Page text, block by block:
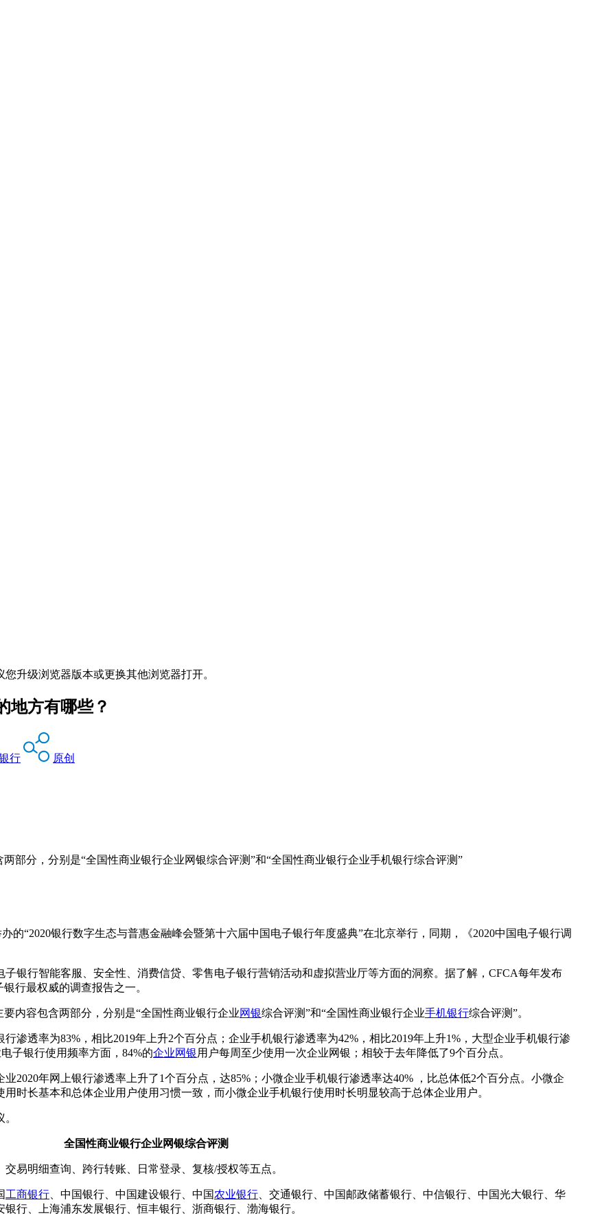
升级浏览器版本或更换其他浏览器打开。
地方有哪些？
行 原创
部分，分别是“全国性商业银行企业网银综合评测”和“全国性商业银行企业手机银行综合评测”
的“2020银行数字生态与普惠金融峰会暨第十六届中国电子银行年度盛典”在北京举行，同期，《2020中国电子银行调
银行智能客服、安全性、消费信贷、零售电子银行营销活动和虚拟营业厅等方面的洞察。据了解，CFCA每年发布
行最权威的调查报告之一。
内容包含两部分，分别是“全国性商业银行企业网银综合评测”和“全国性商业银行企业手机银行综合评测”。
渗透率为83%，相比2019年上升2个百分点；企业手机银行渗透率为42%，相比2019年上升1%，大型企业手机银行渗
子银行使用频率方面，84%的企业网银 用户每周至少使用一次企业网银；相较于去年降低了9个百分点。
2020年网上银行渗透率上升了1个百分点，达85%；小微企业手机银行渗透率达40% ，比总体低2个百分点。小微企
时长基本和总体企业用户使用习惯一致，而小微企业手机银行使用时长明显较高于总体企业用户。
全国性商业银行企业网银综合评测
易明细查询、跨行转账、日常登录、复核/授权等五点。
工商银行 、中国银行、中国建设银行、中国农业银行 、交通银行、中国邮政储蓄银行、中信银行、中国光大银行、华
行、上海浦东发展银行、恒丰银行、浙商银行、渤海银行。